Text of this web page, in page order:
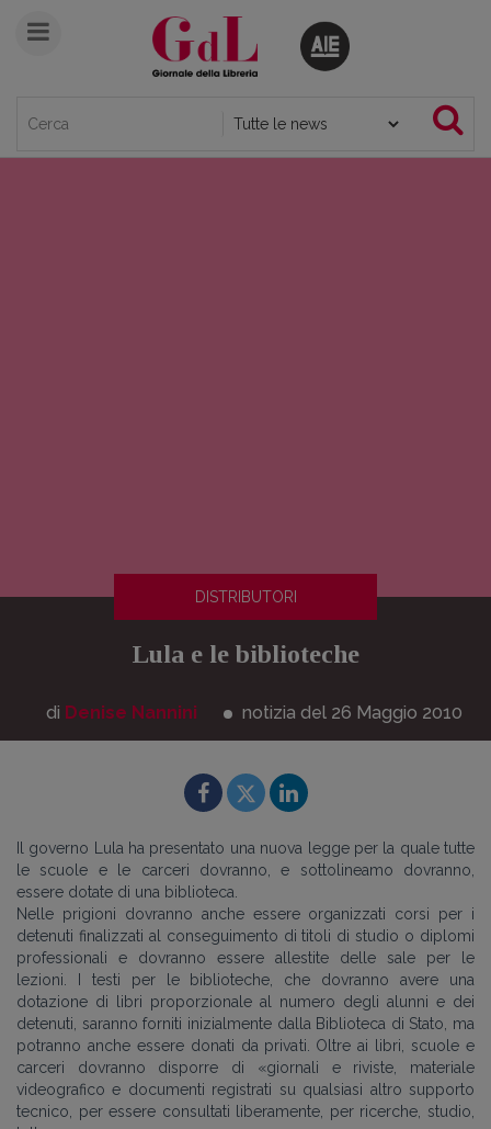
DISTRIBUTORI
Lula e le biblioteche
di Denise Nannini notizia del 26 Maggio 2010
Il governo Lula ha presentato una nuova legge per la quale tutte
le scuole e le carceri dovranno, e sottolineamo dovranno,
essere dotate di una biblioteca.
Nelle prigioni dovranno anche essere organizzati corsi per i
detenuti finalizzati al conseguimento di titoli di studio o diplomi
professionali e dovranno essere allestite delle sale per le
lezioni. I testi per le biblioteche, che dovranno avere una
dotazione di libri proporzionale al numero degli alunni e dei
detenuti, saranno forniti inizialmente dalla Biblioteca di Stato, ma
potranno anche essere donati da privati. Oltre ai libri, scuole e
carceri dovranno disporre di «giornali e riviste, materiale
videografico e documenti registrati su qualsiasi altro supporto
tecnico, per essere consultati liberamente, per ricerche, studio,